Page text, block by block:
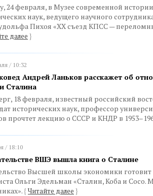
24 февраля, в Музее современной
наук, ведущего научного
Пихоя «XX съезд КПСС —
далее }
/ 10:32
Андрей Ланьков расскажет об
Сталина
18 февраля, известный российский
исторических наук, профессор
прочтет лекцию о СССР и КНДР в
/ 18:10
ВШЭ вышла книга о Сталине
Высшей школы экономики готовит
Ольги Эдельман «Сталин, Коба и Сосо.
{ Читайте далее }